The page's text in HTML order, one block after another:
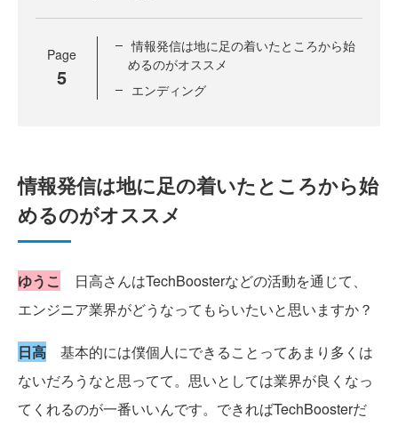
Page
5
情報発信は地に足の着いたところから始
めるのがオススメ
エンディング
情報発信は地に足の着いたところから始
めるのがオススメ
ゆうこ 日高さんはTechBoosterなどの活動を通じて、
エンジニア業界がどうなってもらいたいと思いますか？
日高 基本的には僕個人にできることってあまり多くは
ないだろうなと思ってて。思いとしては業界が良くなっ
てくれるのが一番いいんです。できればTechBoosterだ